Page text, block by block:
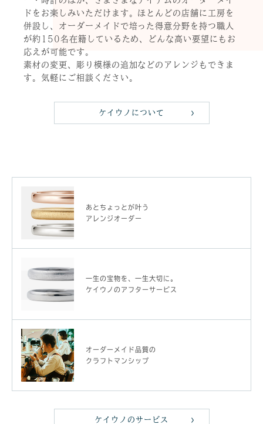
ドをお楽しみいただけます。ほとんどの店舗に工房を
併設し、オーダーメイドで培った得意分野を持つ職人
が約150名在籍しているため、どんな高い要望にもお
応えが可能です。
素材の変更、彫り模様の追加などのアレンジもできま
す。気軽にご相談ください。
ケイウノについて
あとちょっとが叶う
アレンジオーダー
一生の宝物を、一生大切に。
ケイウノのアフターサービス
オーダーメイド品質の
クラフトマンシップ
ケイウノのサービス